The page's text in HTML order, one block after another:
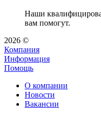
Наши
вам помогут.
2026 ©
Компания
Информация
Помощь
О компании
Новости
Вакансии